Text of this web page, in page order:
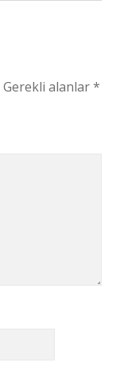
Gerekli alanlar*